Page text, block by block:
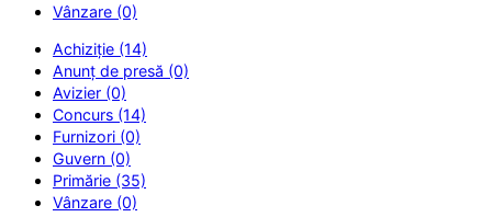
Vânzare (0)
Achiziție (14)
Anunț de presă (0)
Avizier (0)
Concurs (14)
Furnizori (0)
Guvern (0)
Primărie (35)
Vânzare (0)